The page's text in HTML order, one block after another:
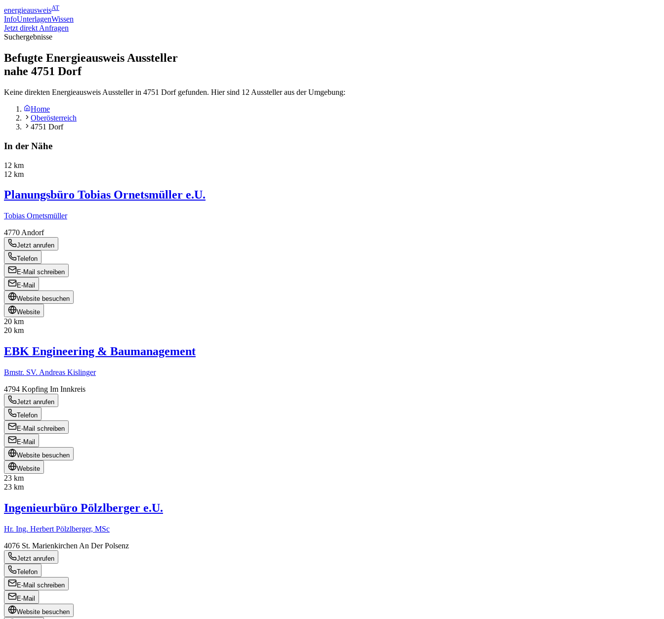
energieausweisAT
InfoUnterlagenWissen
Jetzt direkt Anfragen
Suchergebnisse
Befugte Energieausweis Aussteller
nahe 4751 Dorf
Keine direkten Energieausweis Aussteller in 4751 Dorf gefunden. Hier sind 12 Aussteller aus der Umgebung:
Home
Oberösterreich
4751 Dorf
In der Nähe
12 km
12 km
Planungsbüro Tobias Ornetsmüller e.U.
Tobias Ornetsmüller
4770 Andorf
Jetzt anrufen
Telefon
E-Mail schreiben
E-Mail
Website besuchen
Website
20 km
20 km
EBK Engineering & Baumanagement
Bmstr. SV. Andreas Kislinger
4794 Kopfing Im Innkreis
Jetzt anrufen
Telefon
E-Mail schreiben
E-Mail
Website besuchen
Website
23 km
23 km
Ingenieurbüro Pölzlberger e.U.
Hr. Ing. Herbert Pölzlberger, MSc
4076 St. Marienkirchen An Der Polsenz
Jetzt anrufen
Telefon
E-Mail schreiben
E-Mail
Website besuchen